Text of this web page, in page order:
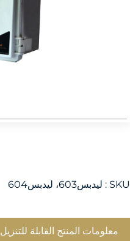
SKU : ليدبس603، ليدبس604
معلومات المنتج القابلة للتنزيل